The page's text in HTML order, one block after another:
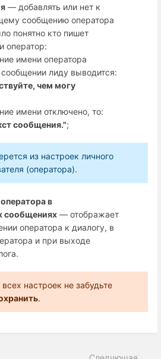
— добавлять или нет к
сообщению оператора
понятно кто пишет
оператор:
имени оператора
лиду выводится:
чем могу
имени отключено, то:
сообщения.";
из настроек личного
(оператора).
в
сообщениях — отображает
оператора к диалогу, в
и при выходе
настроек не забудьте
.